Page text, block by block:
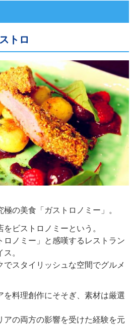
トロ
の美食「ガストロノミー」。
ビストロノミーという。
ノミー」と感嘆するレストラン
。
スタイリッシュな空間でグルメ
を料理創作にそそぎ、素材は厳選
アの両方の影響を受けた経験を元